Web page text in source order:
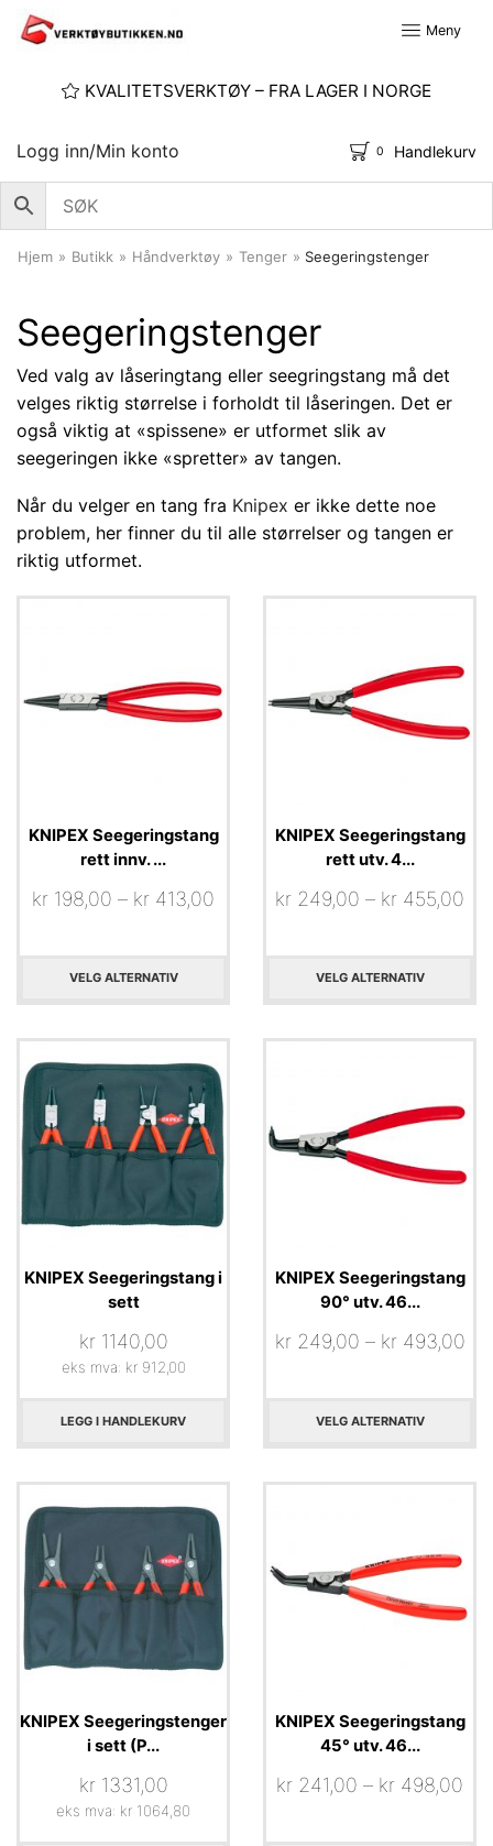
Meny
KVALITETSVERKTØY – FRA LAGER I NORGE
Logg inn/Min konto 0 Handlekurv
Hjem » Butikk » Håndverktøy » Tenger » Seegeringstenger
Seegeringstenger
Ved valg av låseringtang eller seegringstang må det
velges riktig størrelse i forholdt til låseringen. Det er
også viktig at «spissene» er utformet slik av
seegeringen ikke «spretter» av tangen.
Når du velger en tang fra Knipex er ikke dette noe
problem, her finner du til alle størrelser og tangen er
riktig utformet.
KNIPEX Seegeringstang
rett innv. ...
kr 198,00 – kr 413,00
VELG ALTERNATIV
KNIPEX Seegeringstang
rett utv. 4...
kr 249,00 – kr 455,00
VELG ALTERNATIV
KNIPEX Seegeringstang i
sett
kr1140,00
eks mva: kr912,00
LEGG I HANDLEKURV
KNIPEX Seegeringstang
90° utv. 46...
kr249,00 – kr493,00
VELG ALTERNATIV
KNIPEX Seegeringstenger
i sett (P...
kr1331,00
eks mva: kr 1064,80
KNIPEX Seegeringstang
45° utv. 46...
kr 241,00 – kr 498,00